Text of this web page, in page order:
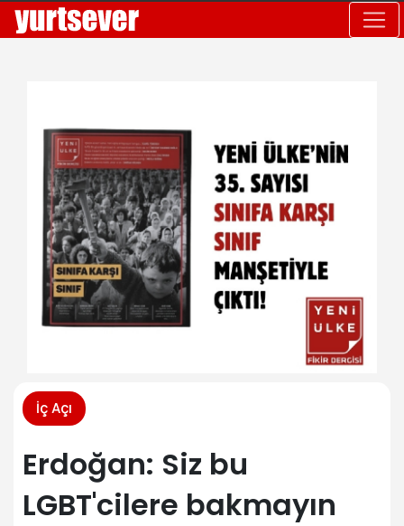
İç Açı
Erdoğan: Siz bu
LGBT'cilere bakmayın